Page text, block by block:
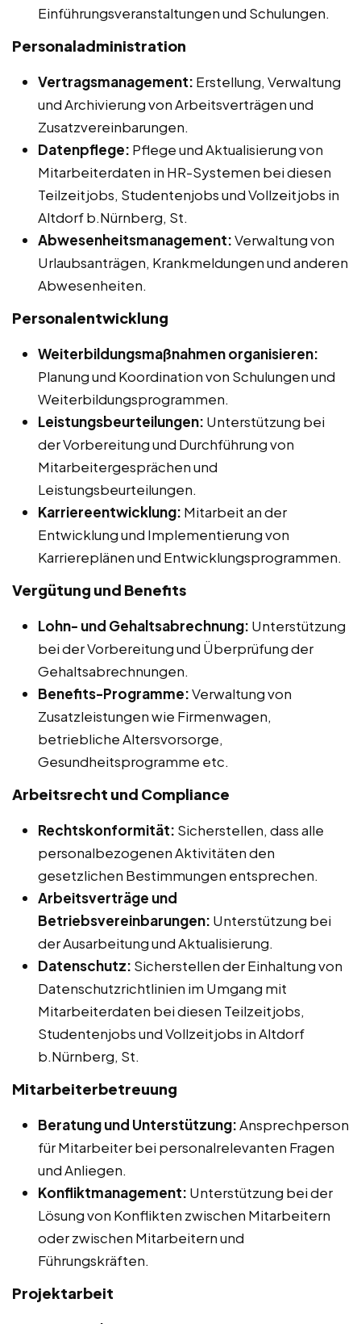
Einführungsveranstaltungen und Schulungen.
Personaladministration
Vertragsmanagement: Erstellung, Verwaltung
und Archivierung von Arbeitsverträgen und
Zusatzvereinbarungen.
Datenpflege: Pflege und Aktualisierung von
Mitarbeiterdaten in HR-Systemen bei diesen
Teilzeitjobs, Studentenjobs und Vollzeitjobs in
Altdorf b.Nürnberg, St.
Abwesenheitsmanagement:Verwaltung von
Urlaubsanträgen, Krankmeldungen und anderen
Abwesenheiten.
Personalentwicklung
Weiterbildungsmaßnahmen organisieren:
Planung und Koordination von Schulungen und
Weiterbildungsprogrammen.
Leistungsbeurteilungen: Unterstützung bei
der Vorbereitung und Durchführung von
Mitarbeitergesprächen und
Leistungsbeurteilungen.
Karriereentwicklung: Mitarbeit an der
Entwicklung und Implementierung von
Karriereplänen und Entwicklungsprogrammen.
Vergütung und Benefits
Lohn- und Gehaltsabrechnung: Unterstützung
bei der Vorbereitung und Überprüfung der
Gehaltsabrechnungen.
Benefits-Programme:Verwaltung von
Zusatzleistungen wie Firmenwagen,
betriebliche Altersvorsorge,
Gesundheitsprogramme etc.
Arbeitsrecht und Compliance
Rechtskonformität: Sicherstellen, dass alle
personalbezogenen Aktivitäten den
gesetzlichen Bestimmungen entsprechen.
Arbeitsverträge und
Betriebsvereinbarungen: Unterstützung bei
der Ausarbeitung und Aktualisierung.
Datenschutz: Sicherstellen der Einhaltung von
Datenschutzrichtlinien im Umgang mit
Mitarbeiterdaten bei diesen Teilzeitjobs,
Studentenjobs und Vollzeitjobs in Altdorf
b.Nürnberg, St.
Mitarbeiterbetreuung
Beratung und Unterstützung:Ansprechperson
für Mitarbeiter bei personalrelevanten Fragen
und Anliegen.
Konfliktmanagement: Unterstützung bei der
Lösung von Konflikten zwischen Mitarbeitern
oder zwischen Mitarbeitern und
Führungskräften.
Projektarbeit